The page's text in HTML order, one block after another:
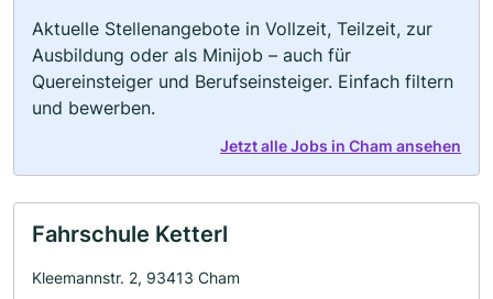
Aktuelle Stellenangebote in Vollzeit, Teilzeit, zur
Ausbildung oder als Minijob – auch für
Quereinsteiger und Berufseinsteiger. Einfach filtern
und bewerben.
Jetzt alle Jobs in Cham ansehen
Fahrschule Ketterl
Kleemannstr. 2, 93413 Cham